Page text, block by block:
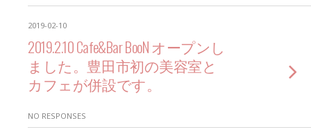
2019-02-10
2019.2.10 Cafe&Bar BooN オープンし
ました。豊田市初の美容室と
カフェが併設です。
NO RESPONSES